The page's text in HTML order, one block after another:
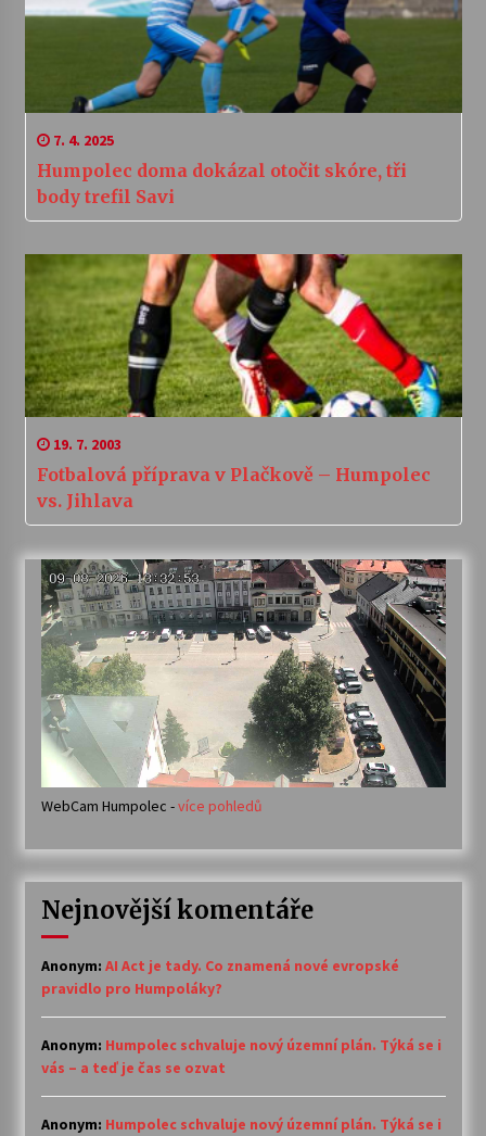
7. 4. 2025
Humpolec doma dokázal otočit skóre, tři
body trefil Savi
19. 7. 2003
Fotbalová příprava v Plačkově – Humpolec
vs. Jihlava
WebCam Humpolec -více pohledů
Nejnovější komentáře
Anonym: AI Act je tady. Co znamená nové evropské
pravidlo pro Humpoláky?
Anonym: Humpolec schvaluje nový územní plán. Týká se i
vás – a teď je čas se ozvat
Anonym: Humpolec schvaluje nový územní plán. Týká se i